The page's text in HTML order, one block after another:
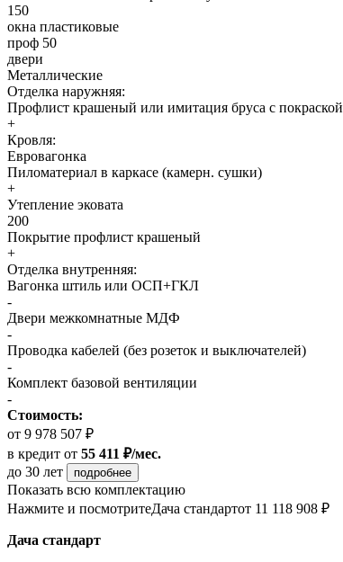
150
окна пластиковые
проф 50
двери
Металлические
Отделка наружняя:
Профлист крашеный или имитация бруса с покраской
+
Кровля:
Евровагонка
Пиломатериал в каркасе (камерн. сушки)
+
Утепление эковата
200
Покрытие профлист крашеный
+
Отделка внутренняя:
Вагонка штиль или ОСП+ГКЛ
-
Двери межкомнатные МДФ
-
Проводка кабелей (без розеток и выключателей)
-
Комплект базовой вентиляции
-
Стоимость:
от 9 978 507 ₽
в кредит от 55 411 ₽/мес.
до 30 лет
подробнее
Показать всю комплектацию
Нажмите и посмотритеДача стандартот 11 118 908 ₽
Дача стандарт